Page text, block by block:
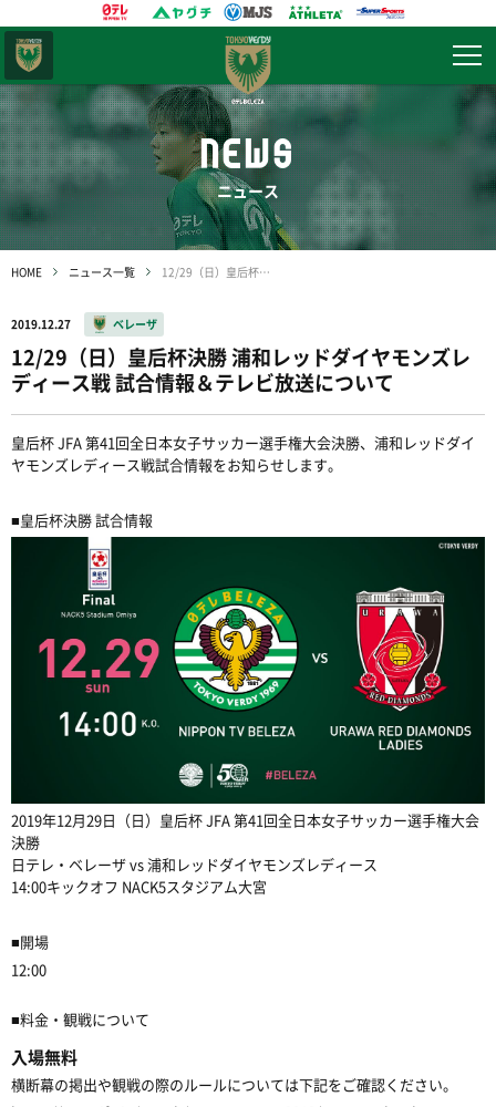
NEWS
ニュース
HOME ニュース一覧 12/29（日）皇后杯決勝 浦和レッドダイヤモンズレディース戦 試合情報＆テレビ放送について
2019.12.27 ベレーザ
12/29（日）皇后杯決勝 浦和レッドダイヤモンズレ
ディース戦 試合情報＆テレビ放送について
皇后杯 JFA 第41回全日本女子サッカー選手権大会決勝、浦和レッドダイ
ヤモンズレディース戦試合情報をお知らせします。
■皇后杯決勝 試合情報
2019年12月29日（日）皇后杯 JFA 第41回全日本女子サッカー選手権大会
決勝
日テレ・ベレーザ vs 浦和レッドダイヤモンズレディース
14:00キックオフ NACK5スタジアム大宮
■開場
12:00
■料金・観戦について
入場無料
横断幕の掲出や観戦の際のルールについては下記をご確認ください。